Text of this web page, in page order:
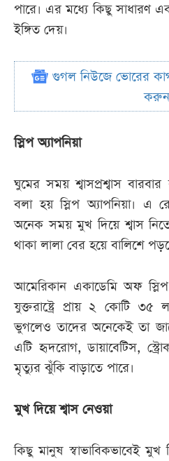
পারে। এর মধ্যে কিছু সাধারণ
ইঙ্গিত দেয়।
গুগল নিউজে ভোরের
করুন
স্লিপ অ্যাপনিয়া
ঘুমের সময় শ্বাসপ্রশ্বাস
বলা হয় স্লিপ অ্যাপনিয়া। এ
অনেক সময় মুখ দিয়ে শ্বাস
থাকা লালা বের হয়ে বালিশে
আমেরিকান একাডেমি অফ
যুক্তরাষ্ট্রে প্রায় ২ কোটি ৩৫
ভুগলেও তাদের অনেকেই তা
এটি হৃদরোগ, ডায়াবেটিস,
মৃত্যুর ঝুঁকি বাড়াতে পারে।
মুখ দিয়ে শ্বাস নেওয়া
কিছু মানুষ স্বাভাবিকভাবেই মুখ